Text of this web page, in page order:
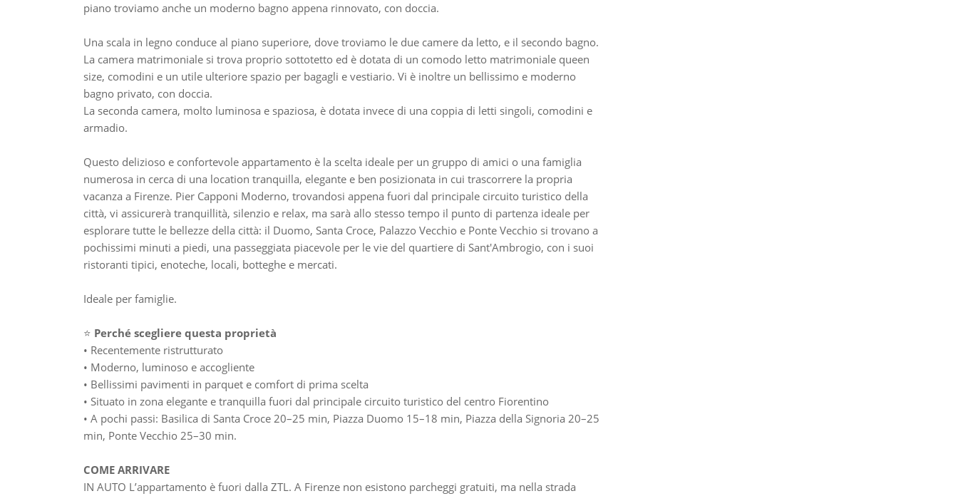
piano troviamo anche un moderno bagno appena rinnovato, con doccia.
Una scala in legno conduce al piano superiore, dove troviamo le due camere da letto, e il secondo bagno.
La camera matrimoniale si trova proprio sottotetto ed è dotata di un comodo letto matrimoniale queen
size, comodini e un utile ulteriore spazio per bagagli e vestiario. Vi è inoltre un bellissimo e moderno
bagno privato, con doccia.
La seconda camera, molto luminosa e spaziosa, è dotata invece di una coppia di letti singoli, comodini e
armadio.
Questo delizioso e confortevole appartamento è la scelta ideale per un gruppo di amici o una famiglia
numerosa in cerca di una location tranquilla, elegante e ben posizionata in cui trascorrere la propria
vacanza a Firenze. Pier Capponi Moderno, trovandosi appena fuori dal principale circuito turistico della
città, vi assicurerà tranquillità, silenzio e relax, ma sarà allo stesso tempo il punto di partenza ideale per
esplorare tutte le bellezze della città: il Duomo, Santa Croce, Palazzo Vecchio e Ponte Vecchio si trovano a
pochissimi minuti a piedi, una passeggiata piacevole per le vie del quartiere di Sant'Ambrogio, con i suoi
ristoranti tipici, enoteche, locali, botteghe e mercati.
Ideale per famiglie.
⭐ Perché scegliere questa proprietà
• Recentemente ristrutturato
• Moderno, luminoso e accogliente
• Bellissimi pavimenti in parquet e comfort di prima scelta
• Situato in zona elegante e tranquilla fuori dal principale circuito turistico del centro Fiorentino
• A pochi passi: Basilica di Santa Croce 20–25 min, Piazza Duomo 15–18 min, Piazza della Signoria 20–25
min, Ponte Vecchio 25–30 min.
COME ARRIVARE
IN AUTO L’appartamento è fuori dalla ZTL. A Firenze non esistono parcheggi gratuiti, ma nella strada